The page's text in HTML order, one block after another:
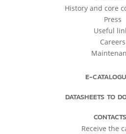
History and core
Press
Useful
Careers
E-
DATASHEETS TO
CONTACTS
Receive the